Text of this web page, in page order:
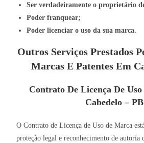
Ser verdadeiramente o proprietário
Poder franquear;
Poder licenciar o uso da sua marca.
Outros Serviços Prestados
Marcas E Patentes Em
Contrato De Licença De
Cabedelo – PB
O Contrato de Licença de Uso de Marca
proteção legal e reconhecimento de autoria